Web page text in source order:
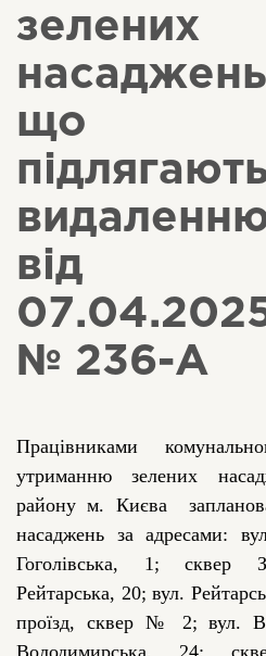
зелених
що
від
№ 236-А
Працівниками
утриманню зелених
району м. Києва
насаджень за адресами:
Гоголівська, 1; сквер
Рейтарська, 20; вул.
проїзд, сквер № 2; вул.
Володимирська, 24;